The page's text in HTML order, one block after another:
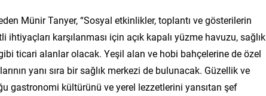
Münir Tanyer, “Sosyal etkinlikler, toplantı ve gösterilerin
karşılanması için açık kapalı yüzme havuzu, sağlık
ticari alanlar olacak. Yeşil alan ve hobi bahçelerine de özel
yanı sıra bir sağlık merkezi de bulunacak. Güzellik ve
gastronomi kültürünü ve yerel lezzetlerini yansıtan şef